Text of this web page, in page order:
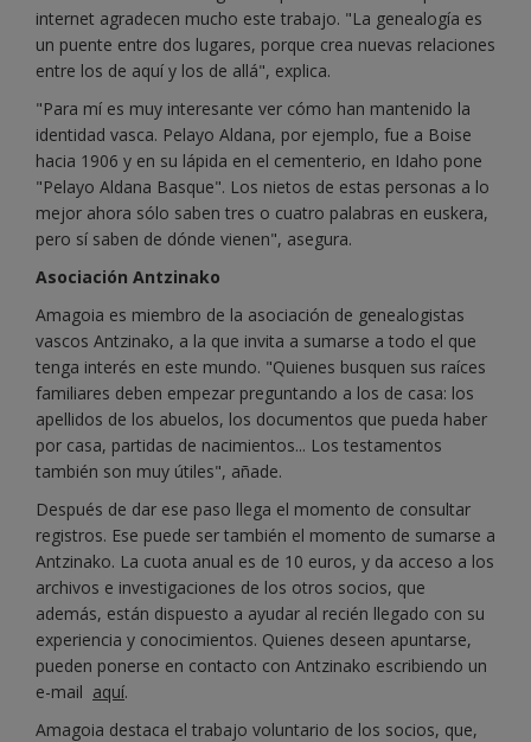
internet agradecen mucho este trabajo. "La genealogía es
un puente entre dos lugares, porque crea nuevas relaciones
entre los de aquí y los de allá", explica.
"Para mí es muy interesante ver cómo han mantenido la
identidad vasca. Pelayo Aldana, por ejemplo, fue a Boise
hacia 1906 y en su lápida en el cementerio, en Idaho pone
"Pelayo Aldana Basque". Los nietos de estas personas a lo
mejor ahora sólo saben tres o cuatro palabras en euskera,
pero sí saben de dónde vienen", asegura.
Asociación Antzinako
Amagoia es miembro de la asociación de genealogistas
vascos Antzinako, a la que invita a sumarse a todo el que
tenga interés en este mundo. "Quienes busquen sus raíces
familiares deben empezar preguntando a los de casa: los
apellidos de los abuelos, los documentos que pueda haber
por casa, partidas de nacimientos... Los testamentos
también son muy útiles", añade.
Después de dar ese paso llega el momento de consultar
registros. Ese puede ser también el momento de sumarse a
Antzinako. La cuota anual es de 10 euros, y da acceso a los
archivos e investigaciones de los otros socios, que
además, están dispuesto a ayudar al recién llegado con su
experiencia y conocimientos. Quienes deseen apuntarse,
pueden ponerse en contacto con Antzinako escribiendo un
e-mail aquí.
Amagoia destaca el trabajo voluntario de los socios, que,